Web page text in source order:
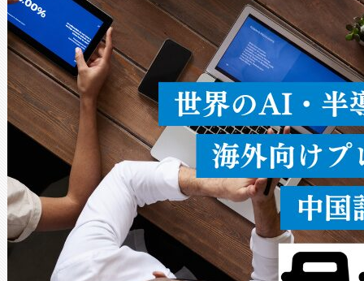
ることなく、単一のデバイス
うにします。遠距離まで届く
密度なスキャ […]